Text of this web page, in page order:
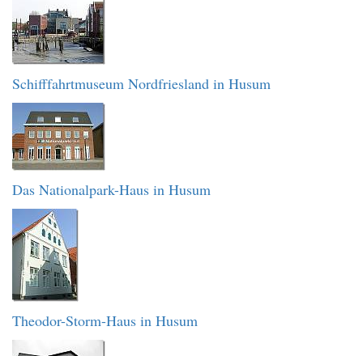
Schifffahrtmuseum Nordfriesland in Husum
Das Nationalpark-Haus in Husum
Theodor-Storm-Haus in Husum